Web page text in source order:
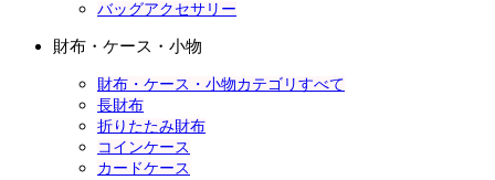
バッグアクセサリー
財布・ケース・小物
財布・ケース・小物カテゴリすべて
長財布
折りたたみ財布
コインケース
カードケース